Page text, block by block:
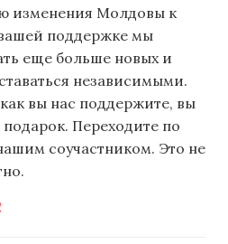
изменения Молдовы к
поддержке мы
еще больше новых и
независимыми.
вы нас поддержите, вы
Переходите по
соучастником. Это не